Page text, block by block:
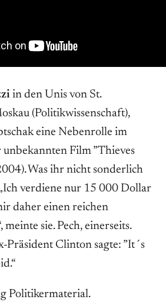
in den Unis von St.
(Politikwissenschaft),
eine Nebenrolle im
Film ”Thieves
Was ihr nicht sonderlich
verdiene nur 15 000 Dollar
daher einen reichen
sie. Pech, einerseits.
Präsident Clinton sagte: ”It´s
Politikermaterial.